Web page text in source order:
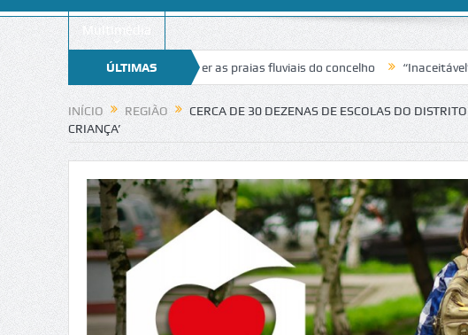
Multimédia
ÚLTIMAS
NOTÍCIAS
a conhecer e proteger as praias fluviais do concelho “Inaceitável”. Liga para a
INÍCIO REGIÃO
CERCA DE 30 DEZENAS DE ESCOLAS DO
CRIANÇA’